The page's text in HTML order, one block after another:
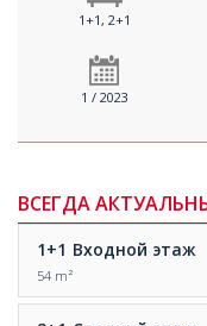
1+1, 2+1
1 / 2023
ВСЕГДА
1+1 Входной этаж
54 m²